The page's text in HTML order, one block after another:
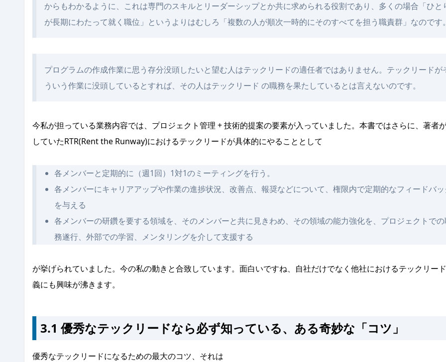
からもわかるように、これは専門のスキルとリーダーシップとか共に求められる役割であり、多くの場合「ひと
が長期にわたって就く職位」というよりはむしろ「複数の人が順次一時的にそのすべてを担う職責群」なのです。
プログラムの作成作業に思う存分没頭したいと望む人はテックリードの適任者ではありません。テックリードが
ういう作業に没頭しているとすれば、その人はテックリード の職務を果たしているとは言えないのです。
今私が担っている業務内容では、プロジェクト管理 + 技術的提案の要素が入っていました。本書ではさらに、著者
していたRTR(Rent the Runway)におけるテックリードが具体的にやることとして
各メンバーと定期的に（週1回）1対1のミーティングを行う。
各メンバーにキャリアアップや作業の進捗状況、改善点、報奨などについて、権限内で定期的なフィードバッ
を与える
各メンバーの研鑽を要する領域を、そのメンバーと共に見きわめ、その領域の能力強化を、プロジェクトで
務遂行、外部での学習、メンタリングを介して支援する
が挙げられていました。今の私の動きと合致しています。面白いですね、自社だけでなく他社におけるテックリー
義にも興味が沸きます。
3.1 優秀なテックリードなら必ず知っている、ある奇妙な「コツ」
優秀なテックリードになるための最大のコツ、それは